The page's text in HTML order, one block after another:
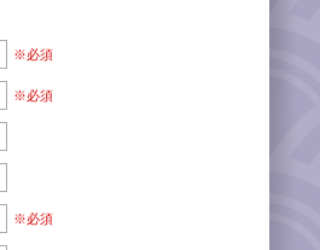
※必須
※必須
※必須